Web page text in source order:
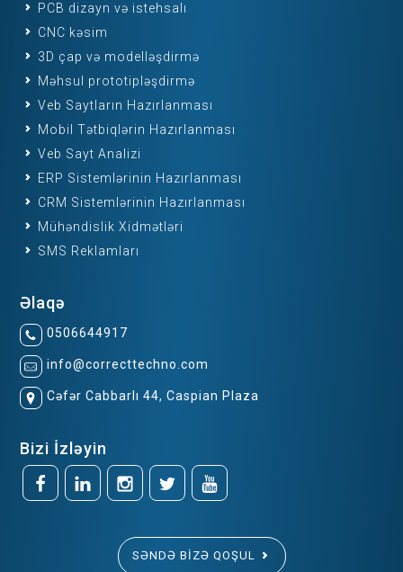
PCB dizayn və istehsalı
CNC kəsim
3D çap və modelləşdirmə
Məhsul prototipləşdirmə
Veb Saytların Hazırlanması
Mobil Tətbiqlərin Hazırlanması
Veb Sayt Analizi
ERP Sistemlərinin Hazırlanması
CRM Sistemlərinin Hazırlanması
Mühəndislik Xidmətləri
SMS Reklamları
Əlaqə
0506644917
info@correcttechno.com
Cəfər Cabbarlı 44, Caspian Plaza
Bizi İzləyin
SƏNDƏ BIZƏ QOŞUL